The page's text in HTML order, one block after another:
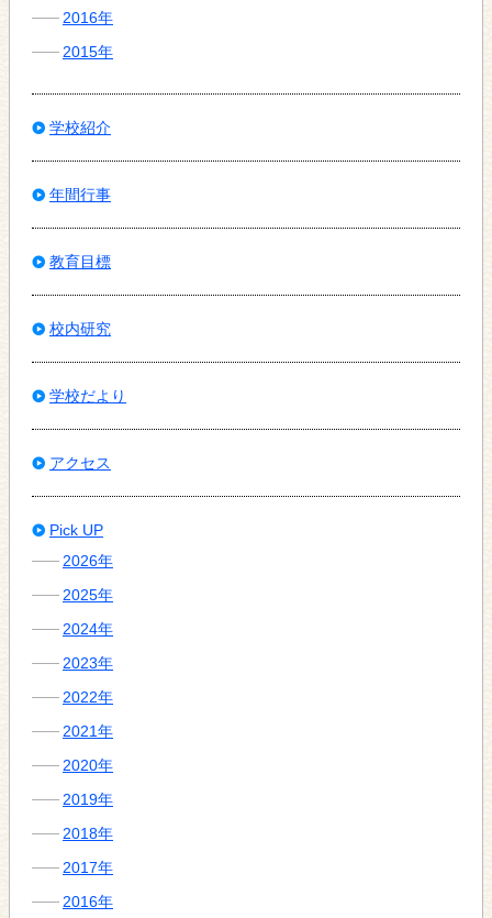
2016年
2015年
学校紹介
年間行事
教育目標
校内研究
学校だより
アクセス
Pick UP
2026年
2025年
2024年
2023年
2022年
2021年
2020年
2019年
2018年
2017年
2016年